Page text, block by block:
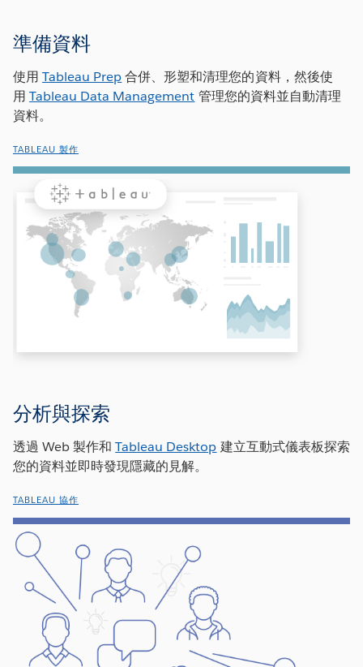
準備資料
使用Tableau Prep合併、形塑和清理您的資料，然後使
用Tableau Data Management 管理您的資料並自動清理
資料。
TABLEAU 製作
分析與探索
透過 Web 製作和Tableau Desktop 建立互動式儀表板探索
您的資料並即時發現隱藏的見解。
TABLEAU 協作